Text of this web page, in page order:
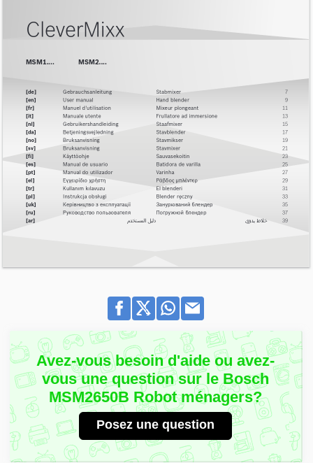
Avez-vous besoin d'aide ou avez-
vous une question sur le Bosch
MSM2650B Robot ménagers?
Posez une question